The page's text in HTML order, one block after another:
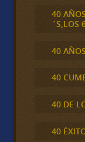
40
´S,LOS
40
40
40 DE
40